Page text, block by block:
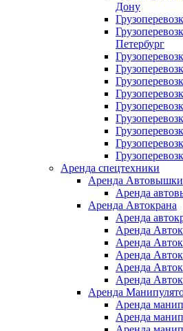
Дону
Петербург
Аренда спецтехники
Аренда Автовышки
Аренда
Аренда Автокрана
Аренда
Аренда
Аренда
Аренда
Аренда
Аренда
Аренда
Аренда
Аренда